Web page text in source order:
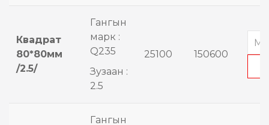
Квадрат
80*80мм
/2.5/
Гангын
марк :
Q235
Зузаан :
2.5
25100 150600
Гангын